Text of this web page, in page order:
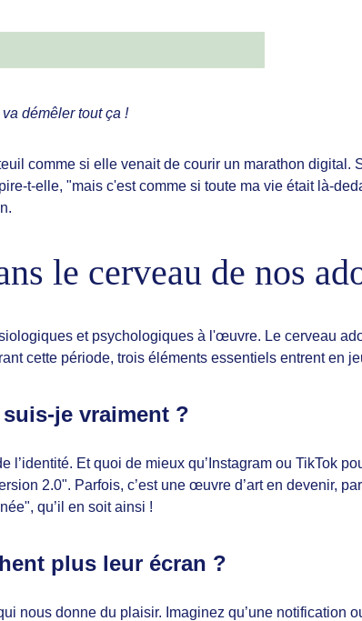
démêler tout ça !
comme si elle venait de courir un marathon
t-elle, "mais c'est comme si toute ma vie était là-
le cerveau de nos
et psychologiques à l'œuvre. Le cerveau
cette période, trois éléments essentiels entrent en
je vraiment ?
Et quoi de mieux qu’Instagram ou TikTok
2.0". Parfois, c’est une œuvre d’art en devenir,
qu’il en soit ainsi !
plus leur écran ?
nous donne du plaisir. Imaginez qu’une notification